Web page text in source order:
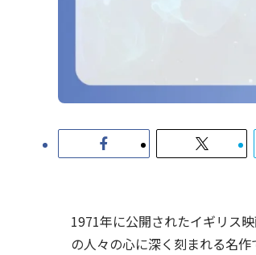
1971年に公開されたイギリス
の人々の心に深く刻まれる名